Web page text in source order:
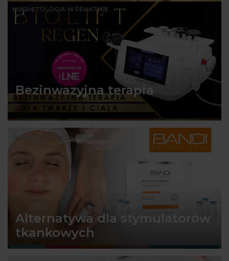
KOSMETOLOGIA W PRAKTYCE
Bezinwazyjna terapia
KOSMETOLOGIA W PRAKTYCE
Alternatywa dla stymulatorów
tkankowych